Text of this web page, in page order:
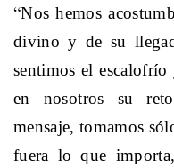
“Nos hemos
divino y de su
sentimos el
en nosotros su
mensaje, tomamos
fuera lo que